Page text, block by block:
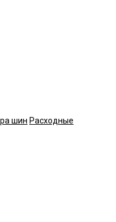
шин Расходные